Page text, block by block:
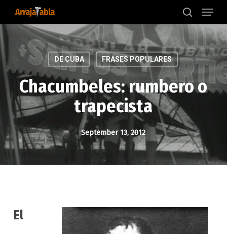
main
content
search
Menu
DE CUBA FRASES POPULARES
Chacumbeles: rumbero o
trapecista
September 13, 2012
El